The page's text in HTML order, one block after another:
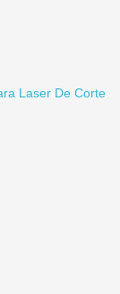
Laser De Corte